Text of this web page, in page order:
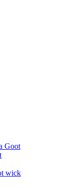
Goot
wick